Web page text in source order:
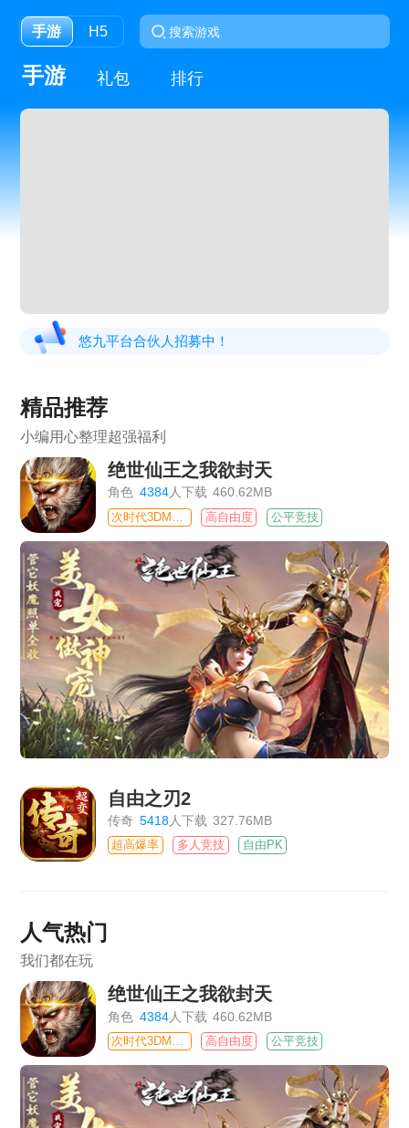
手游 H5
手游 礼包 排行
悠九平台合伙人招募中！
精品推荐
小编用心整理超强福利
绝世仙王之我欲封天
角色 4384人下载 460.62MB
高自由度 公平竞技
自由之刃2
传奇 5418人下载 327.76MB
超高爆率 多人竞技 自由PK
人气热门
我们都在玩
绝世仙王之我欲封天
角色 4384人下载 460.62MB
高自由度 公平竞技